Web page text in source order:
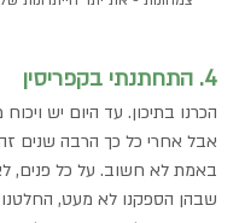
4. התחתנתי בקפריסין
הכרנו בתיכון. עד היום יש
אבל אחרי כל כך הרבה שנים
שבהן הספקנו לא מעט,